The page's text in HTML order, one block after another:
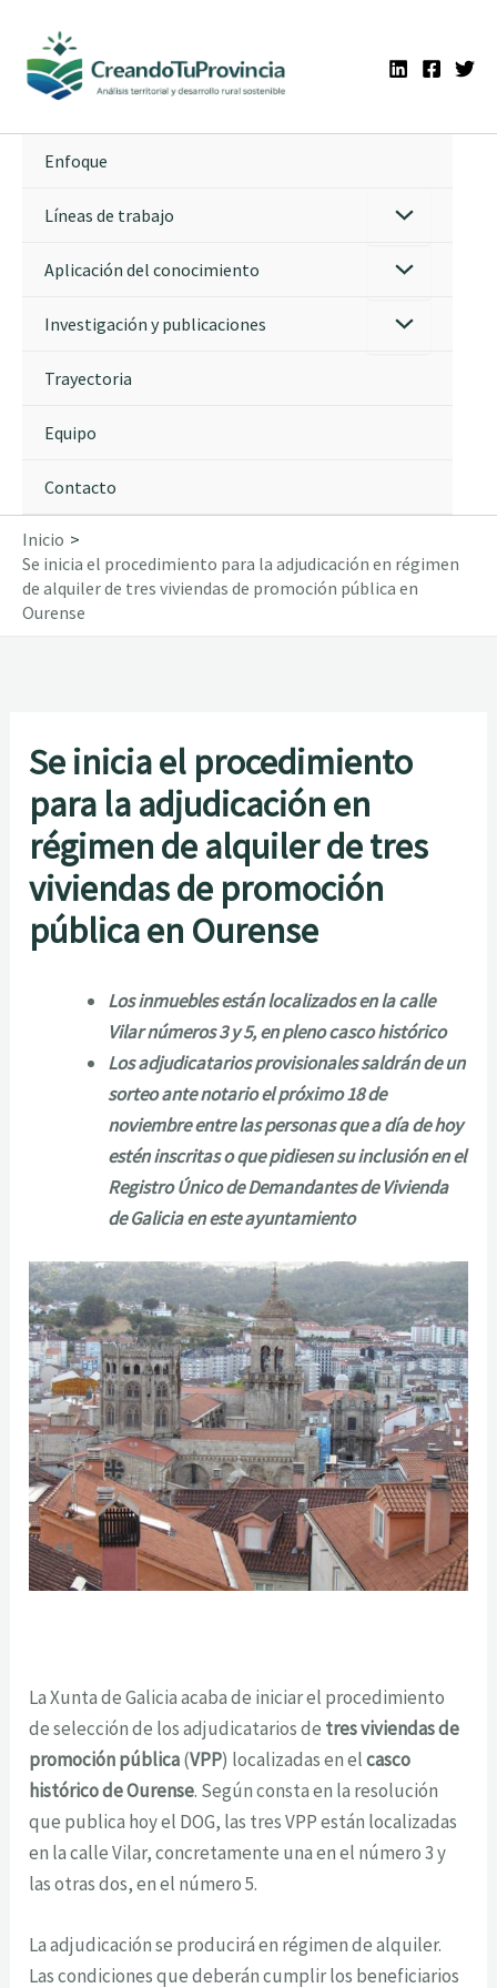
contenido
Enfoque
Líneas de trabajo
Aplicación del conocimiento
Investigación y publicaciones
Trayectoria
Equipo
Contacto
Inicio
Se inicia el procedimiento para la adjudicación en régimen
de alquiler de tres viviendas de promoción pública en
Ourense
Se inicia el procedimiento
para la adjudicación en
régimen de alquiler de tres
viviendas de promoción
pública en Ourense
Los inmuebles están localizados en la calle
Vilar números 3 y 5, en pleno casco histórico
Los adjudicatarios provisionales saldrán de un
sorteo ante notario el próximo 18 de
noviembre entre las personas que a día de hoy
estén inscritas o que pidiesen su inclusión en el
Registro Único de Demandantes de Vivienda
de Galicia en este ayuntamiento
La Xunta de Galicia acaba de iniciar el procedimiento
de selección de los adjudicatarios de tres viviendas de
promoción pública(VPP) localizadas en elcasco
histórico de Ourense. Según consta en la resolución
que publica hoy el DOG, las tres VPP están localizadas
en la calle Vilar, concretamente una en el número 3 y
las otras dos, en el número 5.
La adjudicación se producirá en régimen de alquiler.
Las condiciones que deberán cumplir los beneficiarios